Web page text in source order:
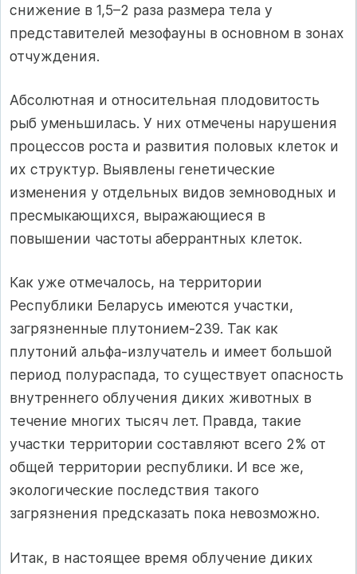
снижение в 1,5–2 раза размера тела у
представителей мезофауны в основном в зонах
отчуждения.
Абсолютная и относительная плодовитость
рыб уменьшилась. У них отмечены нарушения
процессов роста и развития половых клеток и
их структур. Выявлены генетические
изменения у отдельных видов земноводных и
пресмыкающихся, выражающиеся в
повышении частоты аберрантных клеток.
Как уже отмечалось, на территории
Республики Беларусь имеются участки,
загрязненные плутонием-239. Так как
плутоний альфа-излучатель и имеет большой
период полураспада, то существует опасность
внутреннего облучения диких животных в
течение многих тысяч лет. Правда, такие
участки территории составляют всего 2% от
общей территории республики. И все же,
экологические последствия такого
загрязнения предсказать пока невозможно.
Итак, в настоящее время облучение диких